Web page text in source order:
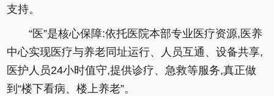
支持。
“医”是核心保障:依托医院本部专业医疗资源,医养
中心实现医疗与养老同址运行、人员互通、设备共享,
医护人员24小时值守,提供诊疗、急救等服务,真正做
到“楼下看病、楼上养老”。